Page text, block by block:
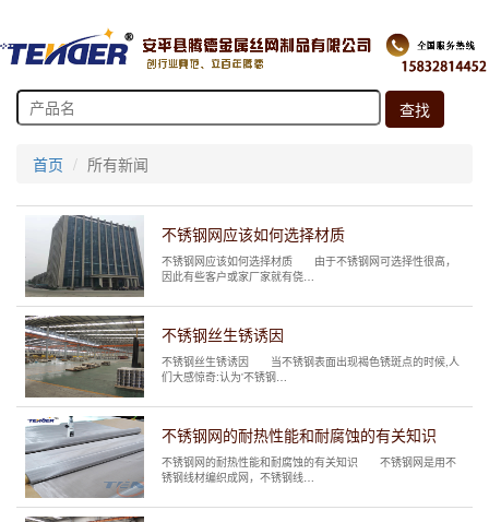
首页 所有新闻
不锈钢网应该如何选择材质
不锈钢网应该如何选择材质 由于不锈钢网可选择性很高，
因此有些客户或家厂家就有侥…
不锈钢丝生锈诱因
不锈钢丝生锈诱因 当不锈钢表面出现褐色锈斑点的时候,人
们大感惊奇:认为'不锈钢…
不锈钢网的耐热性能和耐腐蚀的有关知识
不锈钢网的耐热性能和耐腐蚀的有关知识 不锈钢网是用不
锈钢线材编织成网，不锈钢线…